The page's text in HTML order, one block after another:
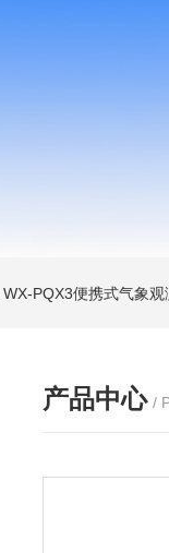
WX-PQX3便携式气象观
产品中心 /